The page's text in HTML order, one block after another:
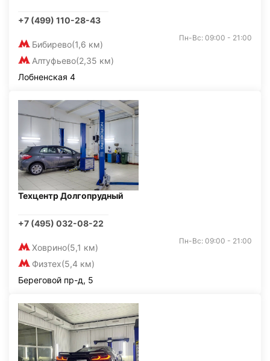
+7 (499) 110-28-43
Бибирево(1,6 км)
Алтуфьево(2,35 км)
Пн-Вс: 09:00 - 21:00
Лобненская 4
Техцентр Долгопрудный
+7 (495) 032-08-22
Ховрино(5,1 км)
Физтех(5,4 км)
Пн-Вс: 09:00 - 21:00
Береговой пр-д, 5